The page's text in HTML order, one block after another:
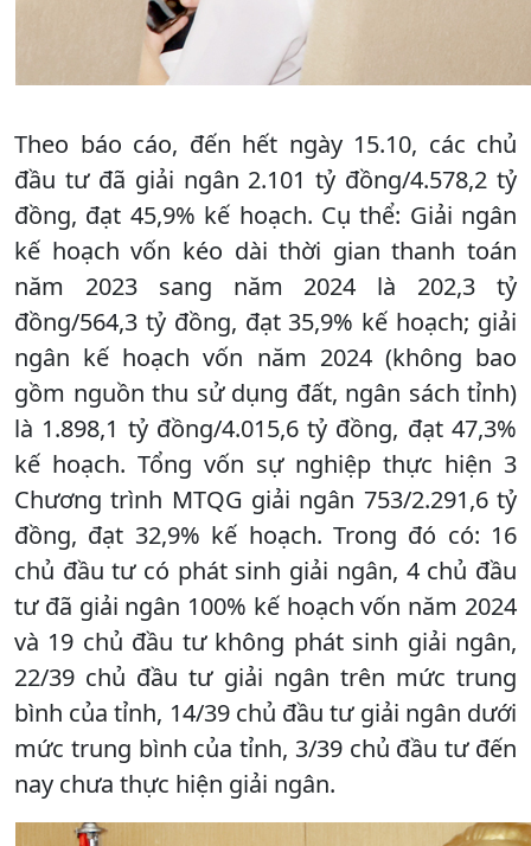
Theo báo cáo, đến hết ngày 15.10, các chủ
đầu tư đã giải ngân 2.101 tỷ đồng/4.578,2 tỷ
đồng, đạt 45,9% kế hoạch. Cụ thể: Giải ngân
kế hoạch vốn kéo dài thời gian thanh toán
năm 2023 sang năm 2024 là 202,3 tỷ
đồng/564,3 tỷ đồng, đạt 35,9% kế hoạch; giải
ngân kế hoạch vốn năm 2024 (không bao
gồm nguồn thu sử dụng đất, ngân sách tỉnh)
là 1.898,1 tỷ đồng/4.015,6 tỷ đồng, đạt 47,3%
kế hoạch. Tổng vốn sự nghiệp thực hiện 3
Chương trình MTQG giải ngân 753/2.291,6 tỷ
đồng, đạt 32,9% kế hoạch. Trong đó có: 16
chủ đầu tư có phát sinh giải ngân, 4 chủ đầu
tư đã giải ngân 100% kế hoạch vốn năm 2024
và 19 chủ đầu tư không phát sinh giải ngân,
22/39 chủ đầu tư giải ngân trên mức trung
bình của tỉnh, 14/39 chủ đầu tư giải ngân dưới
mức trung bình của tỉnh, 3/39 chủ đầu tư đến
nay chưa thực hiện giải ngân.